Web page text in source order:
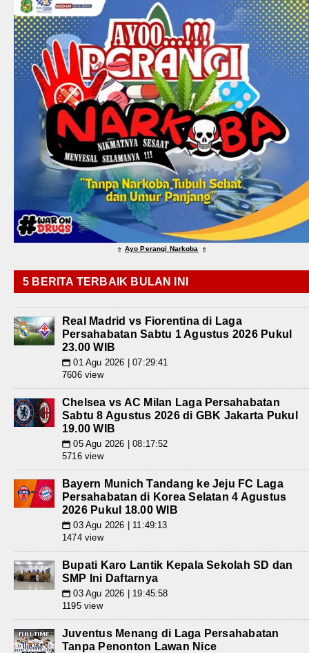
⇑ Ayo Perangi Narkoba ⇑
5 BERITA TERBAIK BULAN INI
Real Madrid vs Fiorentina di Laga
Persahabatan Sabtu 1 Agustus 2026 Pukul
23.00 WIB
📅 01 Agu 2026 | 07:29:41
7606 view
Chelsea vs AC Milan Laga Persahabatan
Sabtu 8 Agustus 2026 di GBK Jakarta Pukul
19.00 WIB
📅 05 Agu 2026 | 08:17:52
5716 view
Bayern Munich Tandang ke Jeju FC Laga
Persahabatan di Korea Selatan 4 Agustus
2026 Pukul 18.00 WIB
📅 03 Agu 2026 | 11:49:13
1474 view
Bupati Karo Lantik Kepala Sekolah SD dan
SMP Ini Daftarnya
📅 03 Agu 2026 | 19:45:58
1195 view
Juventus Menang di Laga Persahabatan
Tanpa Penonton Lawan Nice